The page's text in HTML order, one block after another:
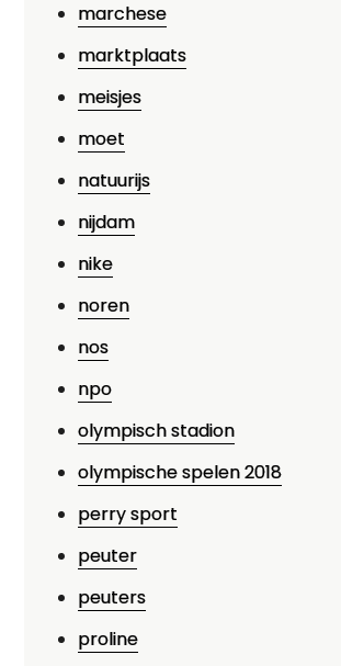
marchese
marktplaats
meisjes
moet
natuurijs
nijdam
nike
noren
nos
npo
olympisch stadion
olympische spelen 2018
perry sport
peuter
peuters
proline